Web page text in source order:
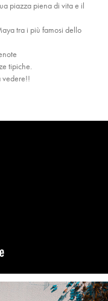
piazza piena di vita e il
tra i più famosi dello
tipiche.
vedere!!